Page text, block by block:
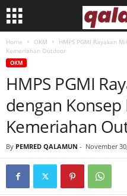
Home OKM
HMPS PGMI Rayakan
Kemeriahan Outdoor
OKM
HMPS PGMI
dengan Konsep
Kemeriahan
By PEMRED QALAMUN - November